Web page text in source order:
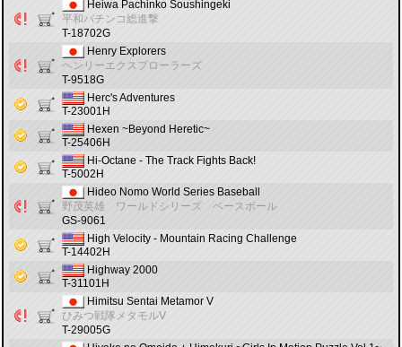
Heiwa Pachinko Soushingeki
平和パチンコ総進撃
T-18702G
Henry Explorers
ヘンリーエクスプローラーズ
T-9518G
Herc's Adventures
T-23001H
Hexen ~Beyond Heretic~
T-25406H
Hi-Octane - The Track Fights Back!
T-5002H
Hideo Nomo World Series Baseball
野茂英雄 ワールドシリーズ ベースボール
GS-9061
High Velocity - Mountain Racing Challenge
T-14402H
Highway 2000
T-31101H
Himitsu Sentai Metamor V
ひみつ戦隊メタモルⅤ
T-29005G